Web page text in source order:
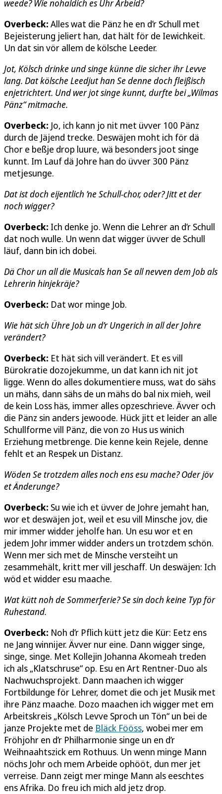
weede? Wie nohaldich es Ühr Arbeid?
Overbeck: Alles wat die Pänz he en d’r Schull met
Bejeisterung jeliert han, dat hält för de Iewichkeit.
Un dat sin vör allem de kölsche Leeder.
Jot, Kölsch drinke und singe künne die sicher ihr Levve
lang. Dat kölsche Leedjut han Se denne doch fleißisch
enjetrichtert. Und wer jot singe kunnt, durfte bei „Wilmas
Pänz“ mitmache.
Overbeck: Jo, ich kann jo nit met üvver 100 Pänz
durch de Jäjend trecke. Deswäjen moht ich för dä
Chor e beßje drop luure, wä besonders joot singe
kunnt. Im Lauf dä Johre han do üvver 300 Pänz
metjesunge.
Dat ist doch eijentlich ’ne Schull-chor, oder? Jitt et der
noch wigger?
Overbeck: Ich denke jo. Wenn die Lehrer an d’r Schull
dat noch wulle. Un wenn dat wigger üvver de Schull
läuf, dann bin ich dobei.
Dä Chor un all die Musicals han Se all nevven dem Job als
Lehrerin hinjekräje?
Overbeck: Dat wor minge Job.
Wie hät sich Ühre Job un d’r Ungerich in all der Johre
verändert?
Overbeck: Et hät sich vill verändert. Et es vill
Bürokratie dozojekumme, un dat kann ich nit jot
ligge. Wenn do alles dokumentiere muss, wat do sähs
un mähs, dann sähs de un mähs do bal nix mieh, weil
de kein Loss häs, immer alles opzeschrieve. Ävver och
die Pänz sin anders jewoode. Hück jitt et leider an alle
Schullforme vill Pänz, die von zo Hus us winich
Erziehung metbrenge. Die kenne kein Rejele, denne
fehlt et an Respek un Distanz.
Wöden Se trotzdem alles noch ens esu mache? Oder jöv
et Änderunge?
Overbeck: Su wie ich et üvver de Johre jemaht han,
wor et deswäjen jot, weil et esu vill Minsche jov, die
mir immer widder jeholfe han. Un esu wor et en
jedem Johr immer widder anders un trotzdem schön.
Wenn mer sich met de Minsche versteiht un
zesammehält, kritt mer vill jeschaff. Un deswäjen: Ich
wöd et widder esu maache.
Wat kütt noh de Sommerferie? Se sin doch keine Typ för
Ruhestand.
Overbeck: Noh d’r Pflich kütt jetz die Kür: Eetz ens
ne Jang winnijer. Ävver nur eine. Dann wigger singe,
singe, singe. Met Kollejin Johanna Akomeah treden
ich als „Klatschruse“ op. Esu en Art Rentner-Duo als
Nachwuchsprojekt. Dann maachen ich wigger
Fortbildunge för Lehrer, domet die och jet Musik met
ihre Pänz maache. Dozo maachen ich wigger met em
Arbeitskreis „Kölsch Levve Sproch un Tön“ un bei de
janze Projekte met de Bläck Fööss, wobei mer em
Fröhjohr en d’r Philharmonie singe un en d’r
Weihnaahtszick em Rothuus. Un wenn minge Mann
nöchs Johr och mem Arbeide ophööt, dun mer jet
verreise. Dann zeigt mer minge Mann als eeschtes
ens Afrika. Do freu ich mich ald jetz drop.